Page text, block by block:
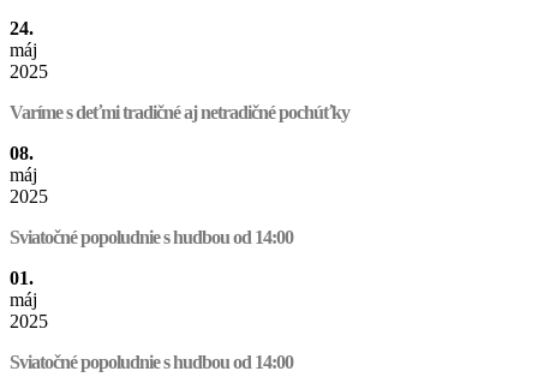
24.
máj
2025
Varíme s deťmi tradičné aj netradičné pochúťky
08.
máj
2025
Sviatočné popoludnie s hudbou od 14:00
01.
máj
2025
Sviatočné popoludnie s hudbou od 14:00